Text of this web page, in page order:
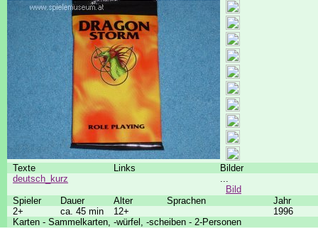
Texte Links
Bilder
deutsch_kurz
...
Bild
Spieler
Dauer Alter Sprachen
Jahr
2+
ca. 45 min 12+
1996
Karten - Sammelkarten, -würfel, -scheiben - 2-Personen